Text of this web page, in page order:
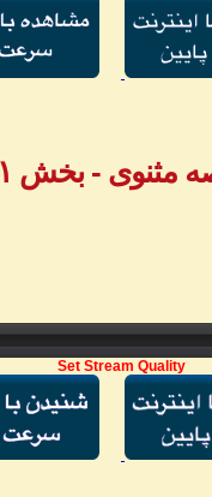
- بخش ۱ - آقای حسام
Set Stream Quality